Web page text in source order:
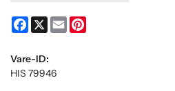
Facebook
X Email
Vare-ID:
HIS 79946